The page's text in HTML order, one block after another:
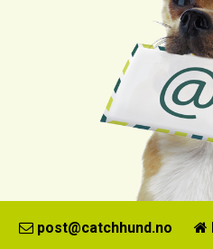
post@catchhund.no